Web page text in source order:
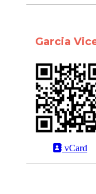
Garcia
vCard